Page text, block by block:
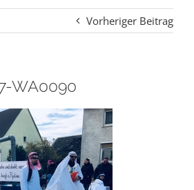
Vorheriger Beitrag
WA0090